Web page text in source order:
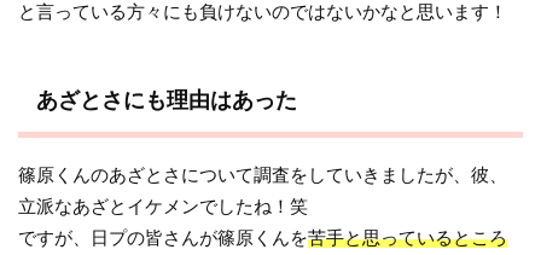
と言っている方々にも負けないのではないかなと思います！
あざとさにも理由はあった
篠原くんのあざとさについて調査をしていきましたが、彼、
立派なあざとイケメンでしたね！笑
ですが、日プの皆さんが篠原くんを苦手と思っているところ